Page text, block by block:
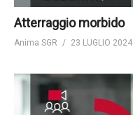
Atterraggio morbido
Anima SGR 23 LUGLIO 2024